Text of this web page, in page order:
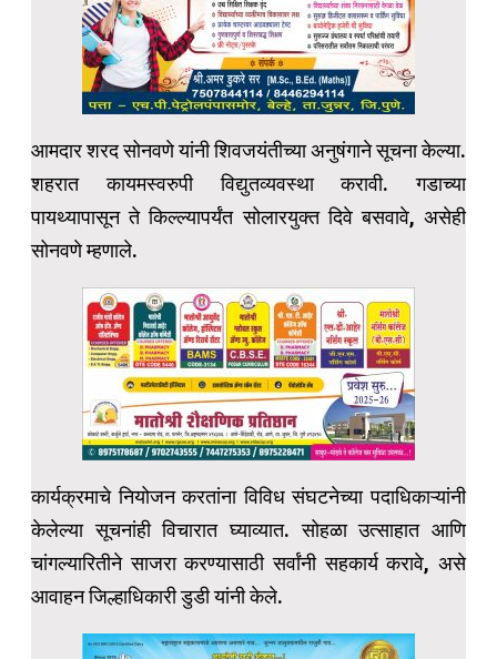
आमदार शरद सोनवणे यांनी शिवजयंतीच्या अनुषंगाने सूचना केल्या.
शहरात कायमस्वरुपी विद्युतव्यवस्था करावी. गडाच्या
पायथ्यापासून ते किल्ल्यापर्यंत सोलारयुक्त दिवे बसवावे, असेही
सोनवणे म्हणाले.
कार्यक्रमाचे नियोजन करतांना विविध संघटनेच्या पदाधिकाऱ्यांनी
केलेल्या सूचनांही विचारात घ्याव्यात. सोहळा उत्साहात आणि
चांगल्यारितीने साजरा करण्यासाठी सर्वांनी सहकार्य करावे, असे
आवाहन जिल्हाधिकारी डुडी यांनी केले.